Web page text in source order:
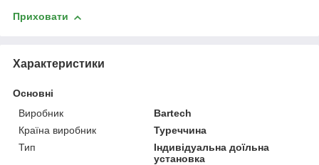
Приховати
Характеристики
Основні
Виробник
Bartech
Країна виробник
Туреччина
Тип
Індивідуальна доїльна
установка